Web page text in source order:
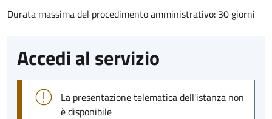
Durata massima del procedimento amministrativo: 30 giorni
Accedi al servizio
La presentazione telematica dell'istanza non
è disponibile